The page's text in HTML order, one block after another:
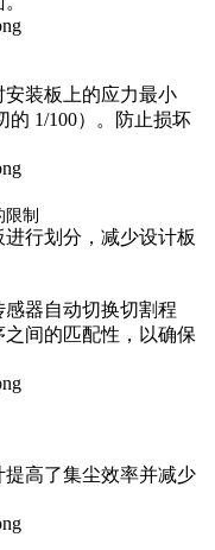
装板上的应力最小
的 1/100）。防止损坏
制
行划分，减少设计板
器自动切换切割程
间的匹配性，以确保
高了集尘效率并减少